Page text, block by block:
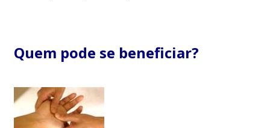
Quem pode se beneficiar?